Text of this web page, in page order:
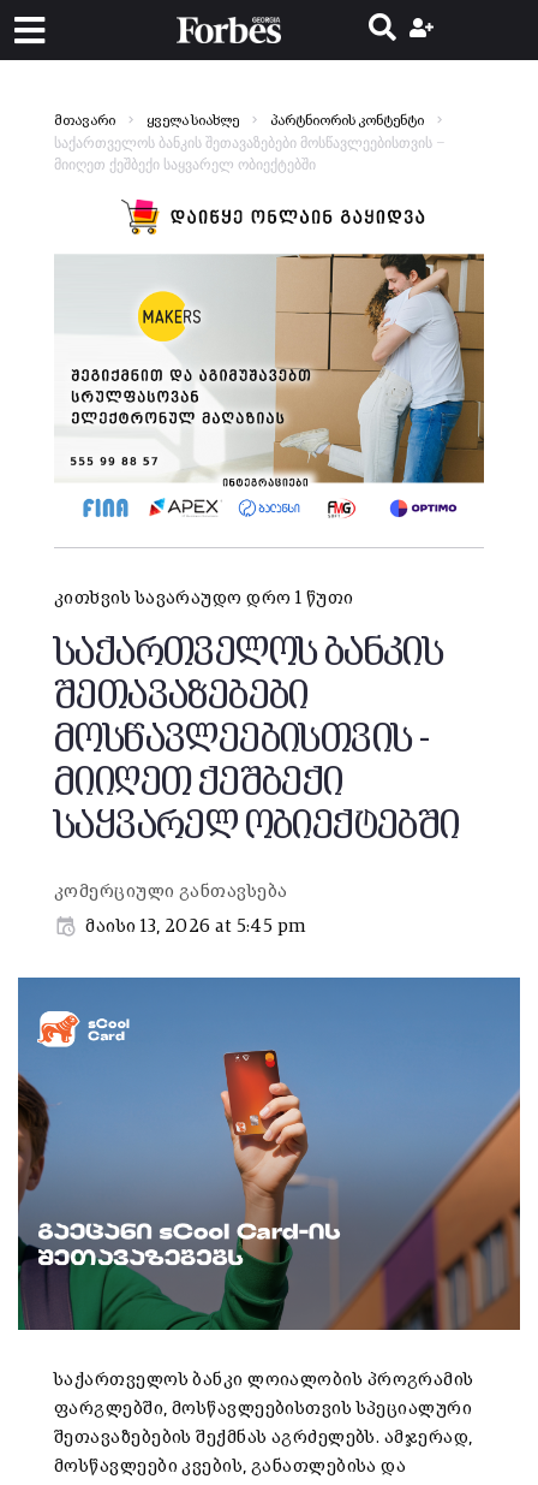
მთავარი ყველა სიახლე პარტნიორის კონტენტი
საქართველოს ბანკის შეთავაზებები მოსწავლეებისთვის –
მიიღეთ ქეშბექი საყვარელ ობიექტებში
კითხვის სავარაუდო დრო 1 წუთი
საქართველოს ბანკის
შეთავაზებები
მოსწავლეებისთვის -
მიიღეთ ქეშბექი
საყვარელ ობიექტებში
კომერციული განთავსება
მაისი 13, 2026 at 5:45 pm
საქართველოს ბანკი ლოიალობის პროგრამის
ფარგლებში, მოსწავლეებისთვის სპეციალური
შეთავაზებების შექმნას აგრძელებს. ამჯერად,
მოსწავლეები კვების, განათლებისა და